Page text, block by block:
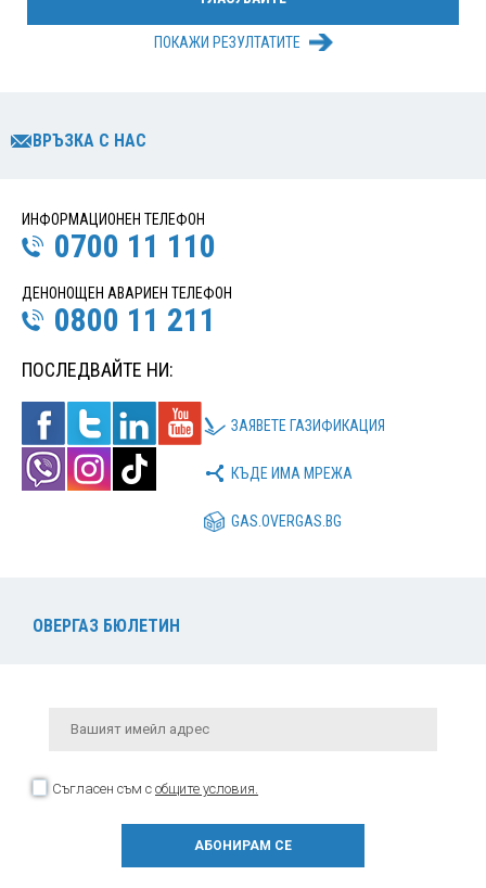
ПОКАЖИ РЕЗУЛТАТИТЕ
ВРЪЗКА С НАС
ИНФОРМАЦИОНЕН ТЕЛЕФОН
0700 11 110
ДЕНОНОЩЕН АВАРИЕН ТЕЛЕФОН
0800 11 211
ПОСЛЕДВАЙТЕ НИ:
ЗАЯВЕТЕ ГАЗИФИКАЦИЯ
КЪДЕ ИМА МРЕЖА
GAS.OVERGAS.BG
ОВЕРГАЗ БЮЛЕТИН
Съгласен съм с общите условия.